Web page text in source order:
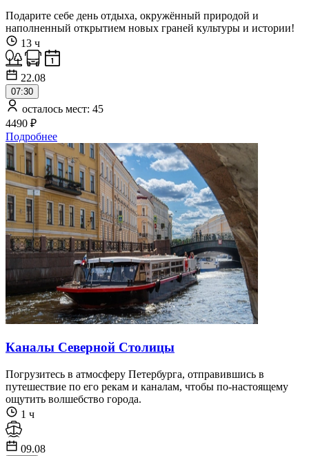
Подарите себе день отдыха, окружённый природой и
наполненный открытием новых граней культуры и истории!
13 ч
22.08
07:30
осталось мест: 45
4490 ₽
Подробнее
Каналы Северной Столицы
Погрузитесь в атмосферу Петербурга, отправившись в
путешествие по его рекам и каналам, чтобы по-настоящему
ощутить волшебство города.
1 ч
09.08